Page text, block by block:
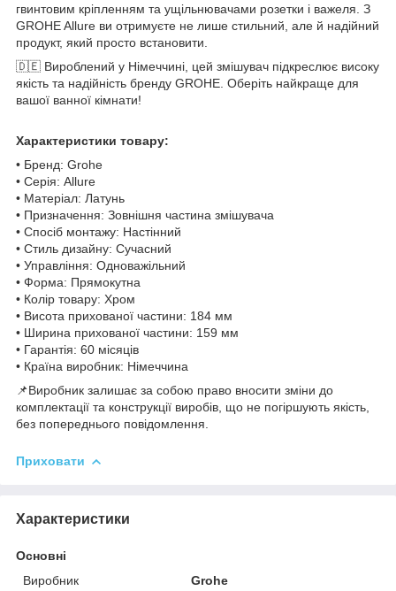
гвинтовим кріпленням та ущільнювачами розетки і важеля. З
GROHE Allure ви отримуєте не лише стильний, але й надійний
продукт, який просто встановити.
🇩🇪 Вироблений у Німеччині, цей змішувач підкреслює високу
якість та надійність бренду GROHE. Оберіть найкраще для
вашої ванної кімнати!
Характеристики товару:
• Бренд: Grohe
• Серія: Allure
• Матеріал: Латунь
• Призначення: Зовнішня частина змішувача
• Спосіб монтажу: Настінний
• Стиль дизайну: Сучасний
• Управління: Одноважільний
• Форма: Прямокутна
• Колір товару: Хром
• Висота прихованої частини: 184 мм
• Ширина прихованої частини: 159 мм
• Гарантія: 60 місяців
• Країна виробник: Німеччина
📌Виробник залишає за собою право вносити зміни до
комплектації та конструкції виробів, що не погіршують якість,
без попереднього повідомлення.
Приховати
Характеристики
Основні
Виробник
Grohe